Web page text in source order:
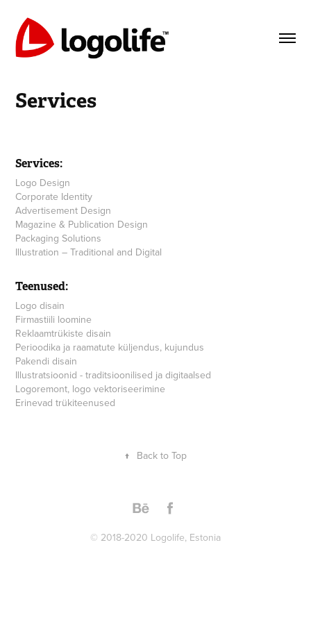
Services
Services:
Logo Design
Corporate Identity
Advertisement Design
Magazine & Publication Design
Packaging Solutions
Illustration – Traditional and Digital
Teenused:
Logo disain
Firmastiili loomine
Reklaamtrükiste disain
Perioodika ja raamatute küljendus, kujundus
Pakendi disain
Illustratsioonid - traditsioonilised ja digitaalsed
Logoremont, logo vektoriseerimine
Erinevad trükiteenused
↑ Back to Top
© 2018-2020 Logolife, Estonia